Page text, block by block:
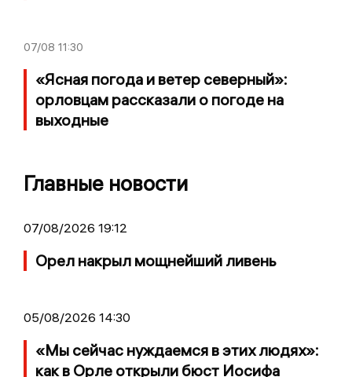
07/08 11:30
«Ясная погода и ветер северный»:
орловцам рассказали о погоде на
выходные
Главные новости
07/08/2026 19:12
Орел накрыл мощнейший ливень
05/08/2026 14:30
«Мы сейчас нуждаемся в этих людях»:
как в Орле открыли бюст Иосифа